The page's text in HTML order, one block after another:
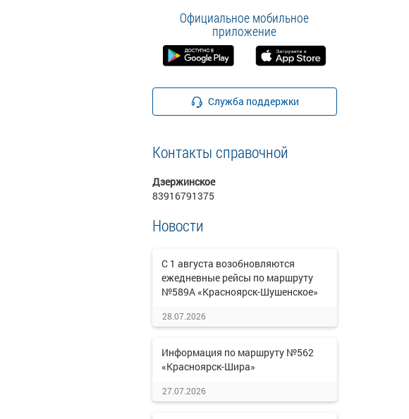
Официальное мобильное
приложение
Служба поддержки
Контакты справочной
Дзержинское
83916791375
Новости
С 1 августа возобновляются
ежедневные рейсы по маршруту
№589А «Красноярск-Шушенское»
28.07.2026
Информация по маршруту №562
«Красноярск-Шира»
27.07.2026